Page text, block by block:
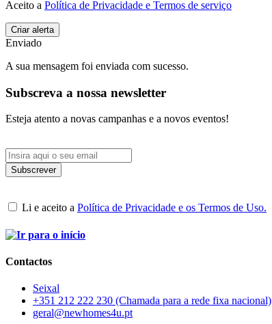
Aceito a Política de Privacidade e Termos de serviço
Enviado
A sua mensagem foi enviada com sucesso.
Subscreva a nossa newsletter
Esteja atento a novas campanhas e a novos eventos!
Li e aceito a Política de Privacidade e os Termos de Uso.
Contactos
Seixal
+351 212 222 230 (Chamada para a rede fixa nacional)
geral@newhomes4u.pt